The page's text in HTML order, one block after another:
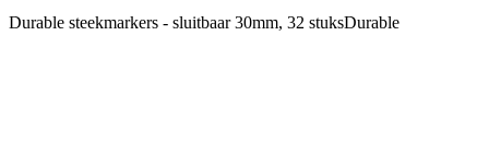
Durable steekmarkers - sluitbaar 30mm, 32 stuksDurable